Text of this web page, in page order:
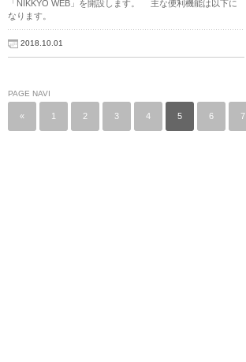
「NIKKYO WEB」を開設します。 主な便利機能は以下に
なります。
2018.10.01
PAGE NAVI
« 1 2 3 4 5 6 7